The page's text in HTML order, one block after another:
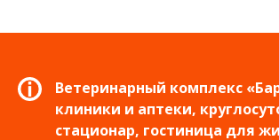
Ветеринарный комплекс
клиники и аптеки,
стационар, гостиница для